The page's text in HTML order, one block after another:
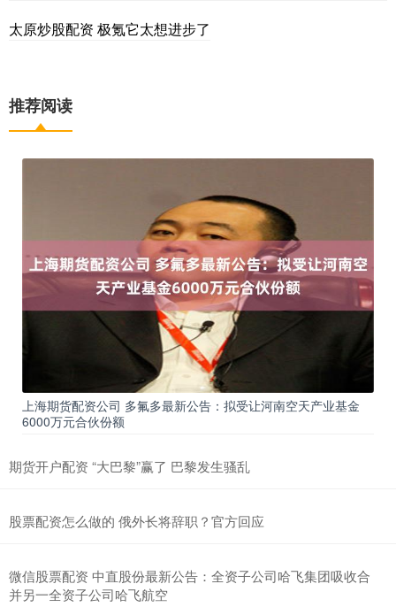
太原炒股配资 极氪它太想进步了
推荐阅读
上海期货配资公司 多氟多最新公告：拟受让河南空天产业基金
6000万元合伙份额
期货开户配资 “大巴黎”赢了 巴黎发生骚乱
股票配资怎么做的 俄外长将辞职？官方回应
微信股票配资 中直股份最新公告：全资子公司哈飞集团吸收合
并另一全资子公司哈飞航空